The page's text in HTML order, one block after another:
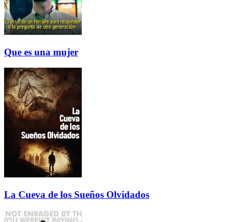
Que es una mujer
La Cueva de los Sueños Olvidados